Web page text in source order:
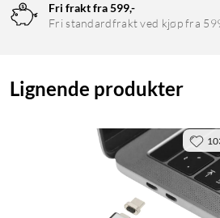
Fri frakt fra 599,-
Fri standardfrakt ved kjøp fra
Lignende produkter